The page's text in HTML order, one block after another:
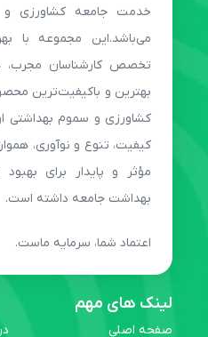
لینک های مهم
صفحه اصلی
خدمت جامعه کشاورزی و
می‌باشد.این مجموعه با
تخصص کارشناسان مجرب،
بهترین و باکیفیت‌ترین
کشاورزی و سموم بهداشتی
کیفیت، تنوع و نوآوری،
مؤثر و پایدار برای
بهداشت جامعه داشته است.
اعتماد شما، سرمایه ماست.